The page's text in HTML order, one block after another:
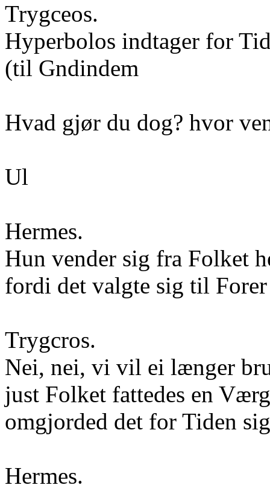
Trygceos.
Hyperbolos indtager for
(til Gndindem
Hvad gjør du dog? hvor
Ul
Hermes.
Hun vender sig fra Folket
fordi det valgte sig til
Trygcros.
Nei, nei, vi vil ei længer
just Folket fattedes en
omgjorded det for Tiden
Hermes.